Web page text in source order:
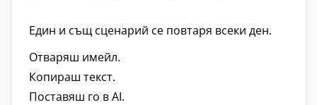
Един и същ сценарий се повтаря всеки ден.
Отваряш имейл.
Копираш текст.
Поставяш го в AI.